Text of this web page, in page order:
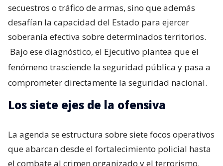
secuestros o tráfico de armas, sino que además
desafían la capacidad del Estado para ejercer
soberanía efectiva sobre determinados territorios.
Bajo ese diagnóstico, el Ejecutivo plantea que el
fenómeno trasciende la seguridad pública y pasa a
comprometer directamente la seguridad nacional.
Los siete ejes de la ofensiva
La agenda se estructura sobre siete focos operativos
que abarcan desde el fortalecimiento policial hasta
el combate al crimen organizado y el terrorismo.